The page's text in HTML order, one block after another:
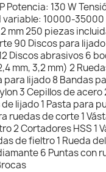
Potencia: 130 W
variable: 10000-35000
mm 250 piezas
90 Discos para lijado
Discos abrasivos 6
mm, 3,2 mm) 2
para lijado 8 Bandas
3 Cepillos de acero
lijado 1 Pasta para
ruedas de corte 1
2 Cortadores HSS 1
de fieltro 1 Rueda
6 Puntas con